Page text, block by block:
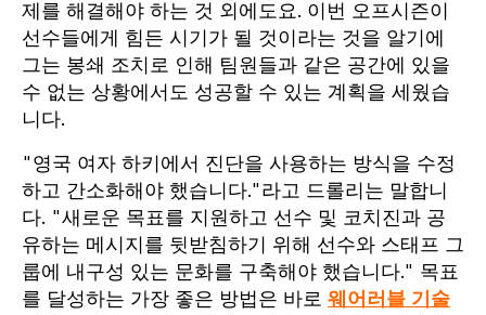
제를 해결해야 하는 것 외에도요. 이번 오프시즌이
선수들에게 힘든 시기가 될 것이라는 것을 알기에
그는 봉쇄 조치로 인해 팀원들과 같은 공간에 있을
수 없는 상황에서도 성공할 수 있는 계획을 세웠습
니다.
"영국 여자 하키에서 진단을 사용하는 방식을 수정
하고 간소화해야 했습니다."라고 드롤리는 말합니
다. "새로운 목표를 지원하고 선수 및 코치진과 공
유하는 메시지를 뒷받침하기 위해 선수와 스태프 그
룹에 내구성 있는 문화를 구축해야 했습니다." 목표
를 달성하는 가장 좋은 방법은 바로 웨어러블 기술